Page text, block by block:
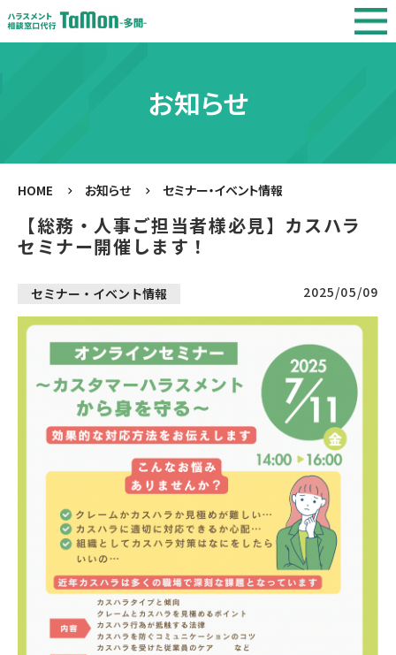
お知らせ
HOME お知らせ セミナー・イベント情報
【総務・人事ご担当者様必見】カスハラ
セミナー開催します！
セミナー・イベント情報 2025/05/09